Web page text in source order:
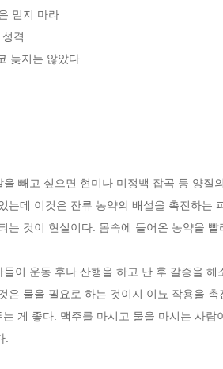
믿지 마라
격
늦지는 않았다
빼고 싶으면 현미나 미정백 잡곡 등 양
는데 이것은 잔류 농약의 배설을 촉진하는
는 것이 현실이다. 몸속에 들어온 농약을
이 운동 후나 산행을 하고 난 후 갈증을
은 물을 필요로 하는 것이지 이뇨 작용을
게 좋다. 맥주를 마시고 물을 마시는 사
.